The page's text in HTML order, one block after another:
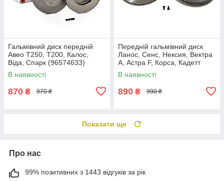
Гальмівний диск передній
Авео Т250, T200, Калос,
Віда, Спарк (96574633)
Ferodo DDF1279
В наявності
870 ₴ 970 ₴
Передній гальмівний диск
Ланос, Сенс, Нексия, Вектра
А, Астра F, Корса, Кадетт
(90121445) Ferodo DDF151
В наявності
890 ₴ 990 ₴
Показати ще
Про нас
99% позитивних з 1443 відгуків за рік